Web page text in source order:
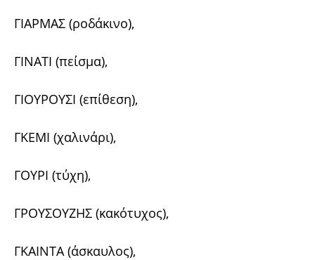
ΓΙΑΡΜΑΣ (ροδάκινο),
ΓΙΝΑΤΙ (πείσμα),
ΓΙΟΥΡΟΥΣΙ (επίθεση),
ΓΚΕΜΙ (χαλινάρι),
ΓΟΥΡΙ (τύχη),
ΓΡΟΥΣΟΥΖΗΣ (κακότυχος),
ΓΚΑΙΝΤΑ (άσκαυλος),